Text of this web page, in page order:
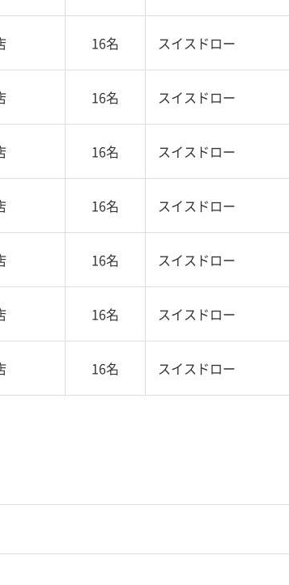
16名 スイスドロー
16名 スイスドロー
16名 スイスドロー
16名 スイスドロー
16名 スイスドロー
16名 スイスドロー
16名 スイスドロー